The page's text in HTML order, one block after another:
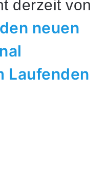
derzeit von
neuen
Laufenden
Vorfall am Weiher: Auto landet
Nacht im Wasser